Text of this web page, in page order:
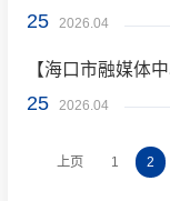
25 2026.04
25 2026.04
上页 1 2